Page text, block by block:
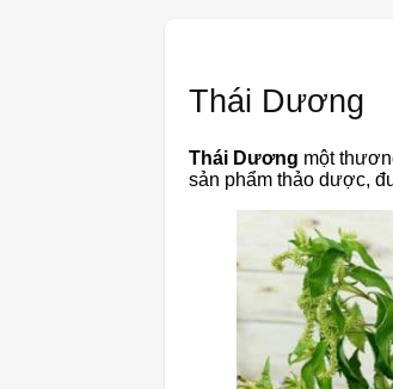
Thái Dương
Thái Dương một
sản phẩm thảo dược,